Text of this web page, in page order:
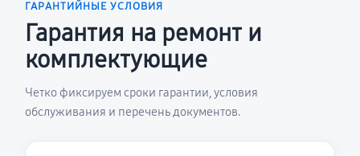
ГАРАНТИЙНЫЕ УСЛОВИЯ
Гарантия на ремонт и
комплектующие
Четко фиксируем сроки гарантии, условия
обслуживания и перечень документов.